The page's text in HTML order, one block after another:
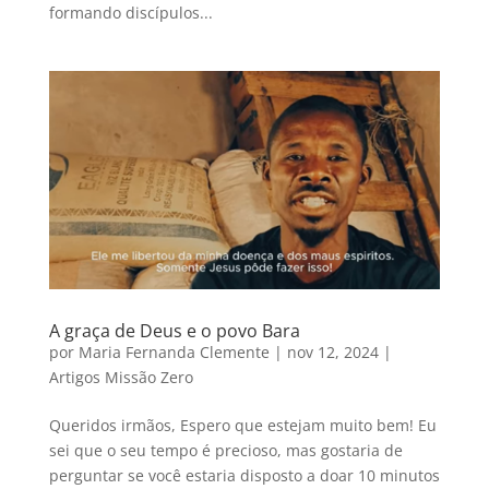
formando discípulos...
A graça de Deus e o povo Bara
por Maria Fernanda Clemente | nov 12, 2024|
Artigos Missão Zero
Queridos irmãos, Espero que estejam muito bem! Eu
sei que o seu tempo é precioso, mas gostaria de
perguntar se você estaria disposto a doar 10 minutos